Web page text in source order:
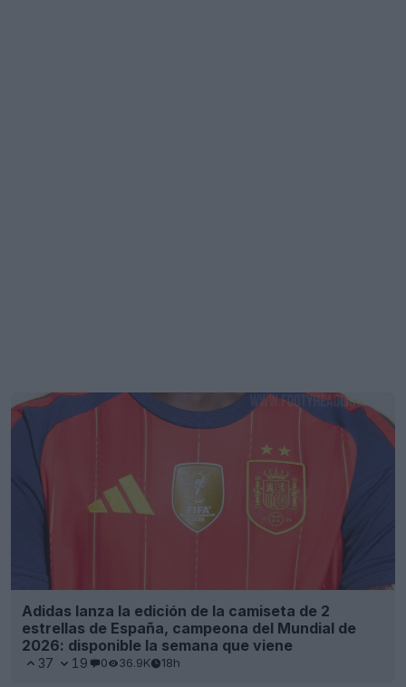
Adidas lanza la edición de la camiseta de 2
estrellas de España, campeona del Mundial de
2026: disponible la semana que viene
37 19 0 36.9K 18h